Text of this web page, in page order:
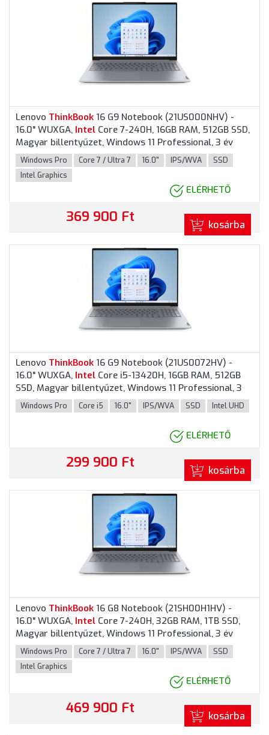
Lenovo ThinkBook 16 G9 Notebook (21US000NHV) -
16.0" WUXGA, Intel Core 7-240H, 16GB RAM, 512GB SSD,
Magyar billentyűzet, Windows 11 Professional, 3 év
garancia, Szürke színben
Windows Pro Core 7 / Ultra 7 16.0" IPS/WVA
SSD
Intel Graphics
ELÉRHETŐ
369 900 Ft kosárba
Lenovo ThinkBook 16 G9 Notebook (21US0072HV) -
16.0" WUXGA, Intel Core i5-13420H, 16GB RAM, 512GB
SSD, Magyar billentyűzet, Windows 11 Professional, 3
év garancia, Szürke színben
Windows Pro Core i5 16.0" IPS/WVA SSD Intel UHD
ELÉRHETŐ
299 900 Ft kosárba
Lenovo ThinkBook 16 G8 Notebook (21SH00H1HV) -
16.0" WUXGA, Intel Core 7-240H, 32GB RAM, 1TB SSD,
Magyar billentyűzet, Windows 11 Professional, 3 év
garancia, Szürke színben
Windows Pro Core 7 / Ultra 7 16.0" IPS/WVA
SSD
Intel Graphics
ELÉRHETŐ
469 900 Ft kosárba